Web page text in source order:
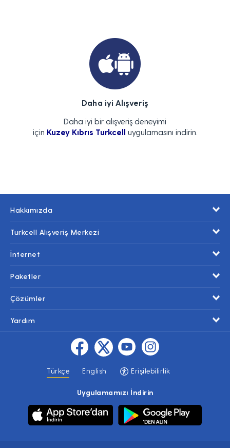
Daha iyi Alışveriş
Daha iyi bir alışveriş deneyimi
için Kuzey Kıbrıs Turkcell uygulamasını indirin.
Hakkımızda
Turkcell Alışveriş Merkezi
İnternet
Paketler
Çözümler
Yardım
Türkçe English Erişilebilirlik
Uygulamamızı İndirin